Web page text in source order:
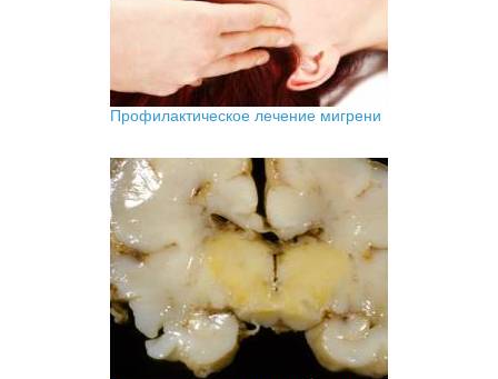
Профилактическое лечение мигрени